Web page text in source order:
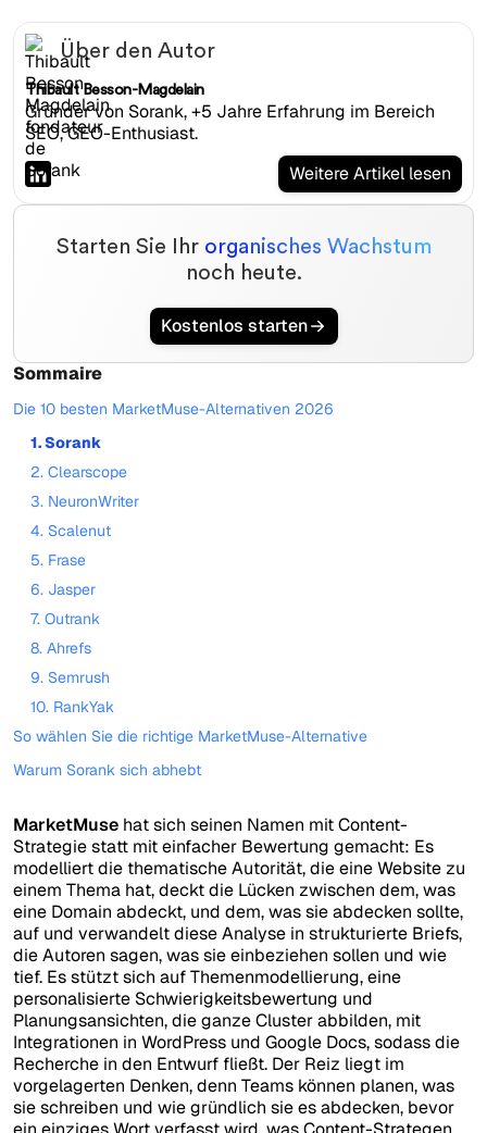
Über den Autor
Thibault Besson-Magdelain
Gründer von Sorank, +5 Jahre Erfahrung im Bereich
SEO, GEO-Enthusiast.
Weitere Artikel lesen
Starten Sie Ihr organisches Wachstum
noch heute.
Kostenlos starten
Sommaire
Die 10 besten MarketMuse-Alternativen 2026
1. Sorank
2. Clearscope
3. NeuronWriter
4. Scalenut
5. Frase
6. Jasper
7. Outrank
8. Ahrefs
9. Semrush
10. RankYak
So wählen Sie die richtige MarketMuse-Alternative
Warum Sorank sich abhebt
MarketMuse hat sich seinen Namen mit Content-
Strategie statt mit einfacher Bewertung gemacht: Es
modelliert die thematische Autorität, die eine Website zu
einem Thema hat, deckt die Lücken zwischen dem, was
eine Domain abdeckt, und dem, was sie abdecken sollte,
auf und verwandelt diese Analyse in strukturierte Briefs,
die Autoren sagen, was sie einbeziehen sollen und wie
tief. Es stützt sich auf Themenmodellierung, eine
personalisierte Schwierigkeitsbewertung und
Planungsansichten, die ganze Cluster abbilden, mit
Integrationen in WordPress und Google Docs, sodass die
Recherche in den Entwurf fließt. Der Reiz liegt im
vorgelagerten Denken, denn Teams können planen, was
sie schreiben und wie gründlich sie es abdecken, bevor